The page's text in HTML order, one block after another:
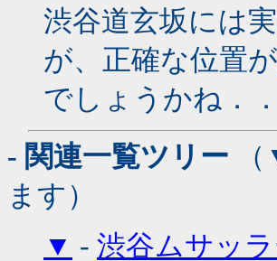
渋谷道玄坂には
が、正確な位置
でしょうかね．．
- 関連一覧ツリー
ます）
▼ - 渋谷ムサッ